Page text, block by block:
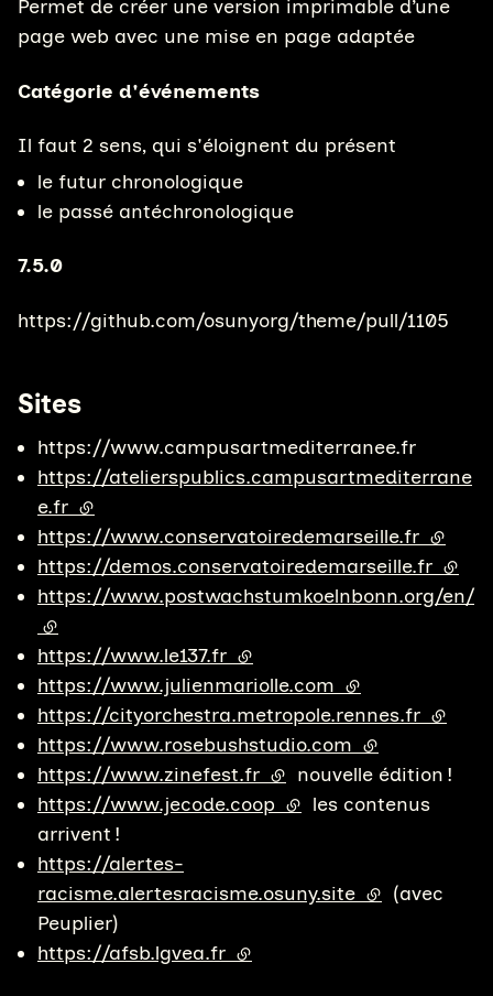
Permet de créer une version imprimable d’une
page web avec une mise en page adaptée
Catégorie d'événements
Il faut 2 sens, qui s'éloignent du présent
le futur chronologique
le passé antéchronologique
7.5.0
https://github.com/osunyorg/theme/pull/1105
Sites
https://www.campusartmediterranee.fr
https://atelierspublics.campusartmediterrane
e.fr (lien externe)
https://www.conservatoiredemarseille.fr (lien
https://demos.conservatoiredemarseille.fr (lien
https://www.postwachstumkoelnbonn.org/en/
(lien externe)
https://www.le137.fr (lien externe)
https://www.julienmariolle.com (lien externe)
https://cityorchestra.metropole.rennes.fr (lien
https://www.rosebushstudio.com (lien externe)
https://www.zinefest.fr (lien externe)
nouvelle édition !
https://www.jecode.coop (lien externe)
les contenus
arrivent !
https://alertes-
racisme.alertesracisme.osuny.site (lien externe)
(avec
Peuplier)
https://afsb.lgvea.fr (lien externe)